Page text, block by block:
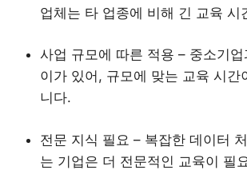
업체는 타 업종에 비해 긴 교육 시
사업 규모에 따른 적용 – 중소기
이가 있어, 규모에 맞는 교육 시간
니다.
전문 지식 필요 – 복잡한 데이터
는 기업은 더 전문적인 교육이 필